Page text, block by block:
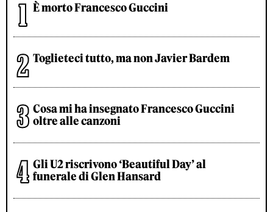
È morto Francesco Guccini
Toglieteci tutto, ma non Javier Bardem
Cosa mi ha insegnato Francesco Guccini
oltre alle canzoni
Gli U2 riscrivono ‘Beautiful Day’ al
funerale di Glen Hansard